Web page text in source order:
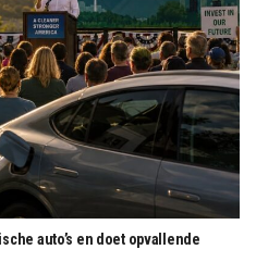
auto’s en doet opvallende